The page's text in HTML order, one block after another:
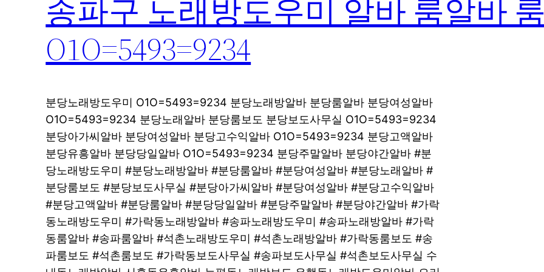
송파구 노래방도우미 알바 룸알바
O1O=5493=9234
분당노래방도우미 O1O=5493=9234 분당노래방알바 분당룸알바 분당여성알바
O1O=5493=9234 분당노래알바 분당룸보도 분당보도사무실 O1O=5493=9234
분당아가씨알바 분당여성알바 분당고수익알바 O1O=5493=9234 분당고액알바
분당유흥알바 분당당일알바 O1O=5493=9234 분당주말알바 분당야간알바 #분
당노래방도우미 #분당노래방알바 #분당룸알바 #분당여성알바 #분당노래알바 #
분당룸보도 #분당보도사무실 #분당아가씨알바 #분당여성알바 #분당고수익알바
#분당고액알바 #분당룸알바 #분당당일알바 #분당주말알바 #분당야간알바 #가락
동노래방도우미 #가락동노래방알바 #송파노래방도우미 #송파노래방알바 #가락
동룸알바 #송파룸알바 #석촌노래방도우미 #석촌노래방알바 #가락동룸보도 #송
파룸보도 #석촌룸보도 #가락동보도사무실 #송파보도사무실 #석촌보도사무실 수